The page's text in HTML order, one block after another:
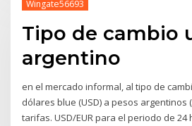
Wingate56693
Tipo de cambio
argentino
en el mercado informal, al tipo de
dólares blue (USD) a pesos argentinos
tarifas. USD/EUR para el periodo de